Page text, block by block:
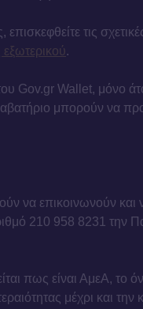
επισκεφθείτε τις
εξωτερικού.
Gov.gr Wallet, μόνο
μπορούν να
να επικοινωνούν
210 958 8231 την
πως είναι ΑμεΑ, το
μέχρι και